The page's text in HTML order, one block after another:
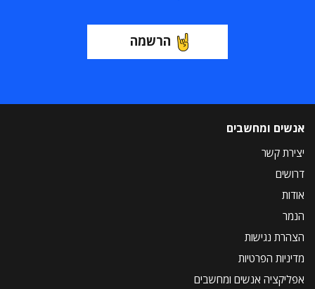
הרשמה
אנשים ומחשבים
יצירת קשר
דרושים
אודות
הנמר
הצהרת נגישות
מדיניות הפרטיות
אפליקציה אנשים ומחשבים